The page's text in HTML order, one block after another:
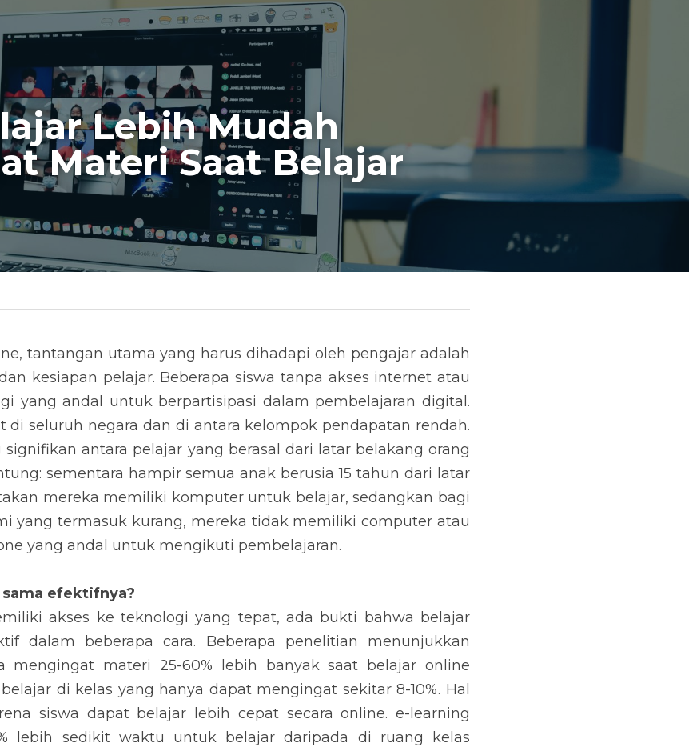
Lebih Mudah
Materi Saat Belajar
tantangan utama yang harus dihadapi oleh pengajar adalah
kesiapan pelajar. Beberapa siswa tanpa akses internet atau
yang andal untuk berpartisipasi dalam pembelajaran digital.
di seluruh negara dan di antara kelompok pendapatan rendah.
antara pelajar yang berasal dari latar belakang orang
sementara hampir semua anak berusia 15 tahun dari latar
mereka memiliki komputer untuk belajar, sedangkan bagi
yang termasuk kurang, mereka tidak memiliki computer atau
yang andal untuk mengikuti pembelajaran.
efektifnya?
akses ke teknologi yang tepat, ada bukti bahwa belajar
dalam beberapa cara. Beberapa penelitian menunjukkan
mengingat materi 25-60% lebih banyak saat belajar online
di kelas yang hanya dapat mengingat sekitar 8-10%. Hal
siswa dapat belajar lebih cepat secara online. e-learning
lebih sedikit waktu untuk belajar daripada di ruang kelas